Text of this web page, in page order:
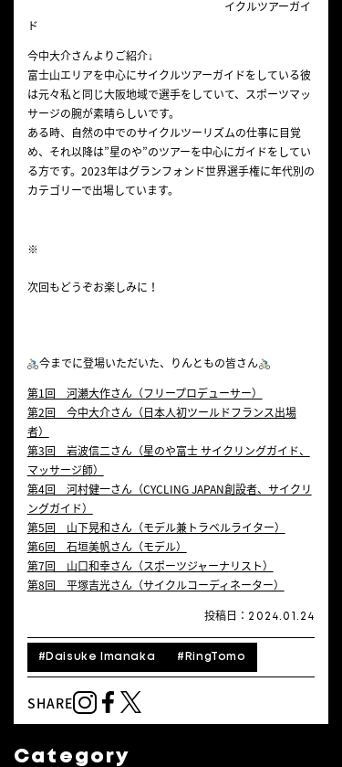
イクルツアーガイ
ド
今中大介さんよりご紹介↓
富士山エリアを中心にサイクルツアーガイドをしている彼
は元々私と同じ大阪地域で選手をしていて、スポーツマッ
サージの腕が素晴らしいです。
ある時、自然の中でのサイクルツーリズムの仕事に目覚
め、それ以降は”星のや”のツアーを中心にガイドをしてい
る方です。2023年はグランフォンド世界選手権に年代別の
カテゴリーで出場しています。
※
次回もどうぞお楽しみに！
今までに登場いただいた、りんともの皆さん
第1回 河瀬大作さん（フリープロデューサー）
第2回 今中大介さん（日本人初ツールドフランス出場
者）
第3回 岩波信二さん（星のや富士 サイクリングガイド、
マッサージ師）
第4回 河村健一さん（CYCLING JAPAN創設者、サイクリ
ングガイド）
第5回 山下晃和さん（モデル兼トラベルライター）
第6回 石垣美帆さん（モデル）
第7回 山口和幸さん（スポーツジャーナリスト）
第8回 平塚吉光さん（サイクルコーディネーター）
投稿日： 2024.01.24
# Daisuke Imanaka # RingTomo
SHARE
Category